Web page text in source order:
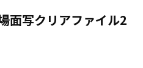
面写クリアファイル2